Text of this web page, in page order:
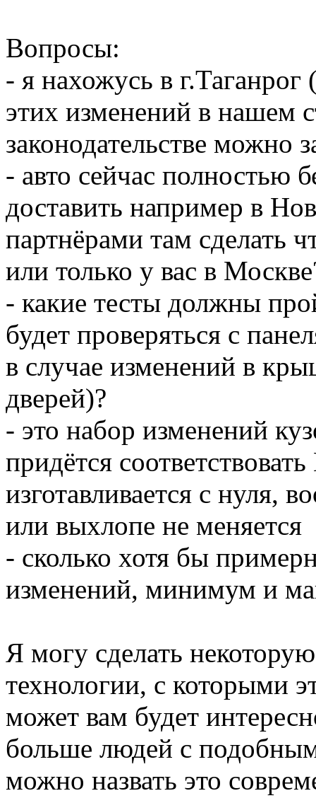
Вопросы:
- я нахожусь в г.Таганрог
этих изменений в нашем
законодательстве можно
- авто сейчас полностью
доставить например в
партнёрами там сделать
или только у вас в
- какие тесты должны
будет проверяться с
в случае изменений в
дверей)?
- это набор изменений
придётся
изготавливается с нуля,
или выхлопе не меняется
- сколько хотя бы
изменений, минимум и
Я могу сделать
технологии, с которыми
может вам будет
больше людей с
можно назвать это